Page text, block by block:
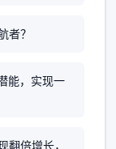
者？
能，实现一
翻倍增长，